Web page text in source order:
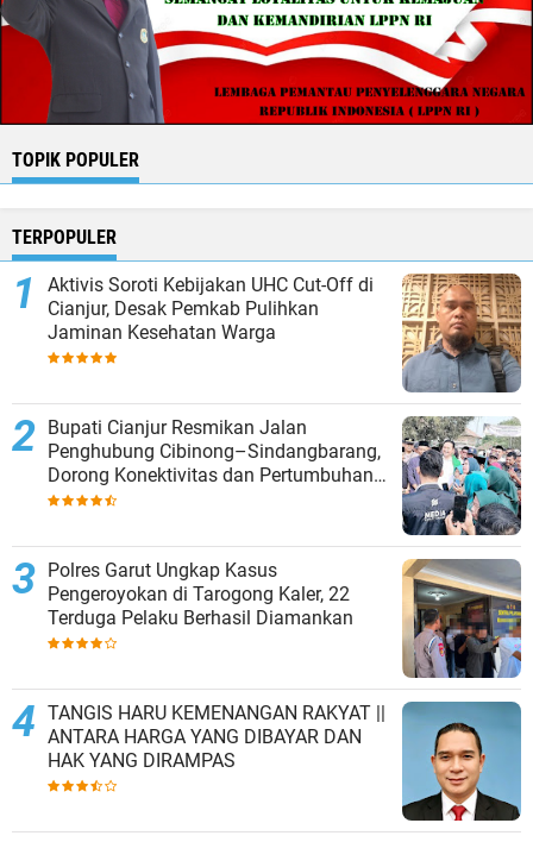
TOPIK POPULER
TERPOPULER
Aktivis Soroti Kebijakan UHC Cut-Off di
Cianjur, Desak Pemkab Pulihkan
Jaminan Kesehatan Warga
Bupati Cianjur Resmikan Jalan
Penghubung Cibinong–Sindangbarang,
Dorong Konektivitas dan Pertumbuhan
Ekonomi Cianjur Selatan
Polres Garut Ungkap Kasus
Pengeroyokan di Tarogong Kaler, 22
Terduga Pelaku Berhasil Diamankan
TANGIS HARU KEMENANGAN RAKYAT ||
ANTARA HARGA YANG DIBAYAR DAN
HAK YANG DIRAMPAS